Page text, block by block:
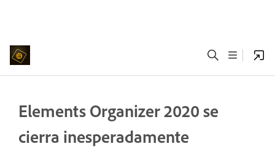
Elements Organizer 2020 se
cierra inesperadamente